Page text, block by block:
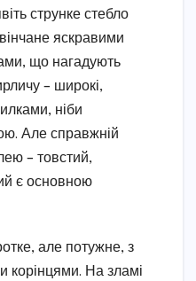
струнке стебло
яскравими
що нагадують
– широкі,
ніби
Але справжній
– товстий,
є основною
але потужне, з
корінцями. На зламі